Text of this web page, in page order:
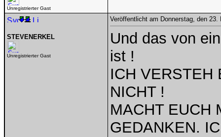
Unregistrierter Gast
STEVENERKEL
Unregistrierter Gast
Veröffentlicht am Donnerstag, den
Und das von
ist !
ICH VERSTEH
NICHT !
MACHT EUCH
GEDANKEN.